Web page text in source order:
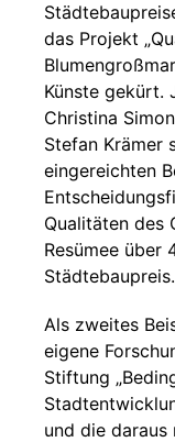
das Projekt
Künste gekürt.
Christina
Stefan Krämer
eingereichten
Qualitäten des
Resümee über
Städtebaupreis.
Als zweites
eigene
Stiftung
und die